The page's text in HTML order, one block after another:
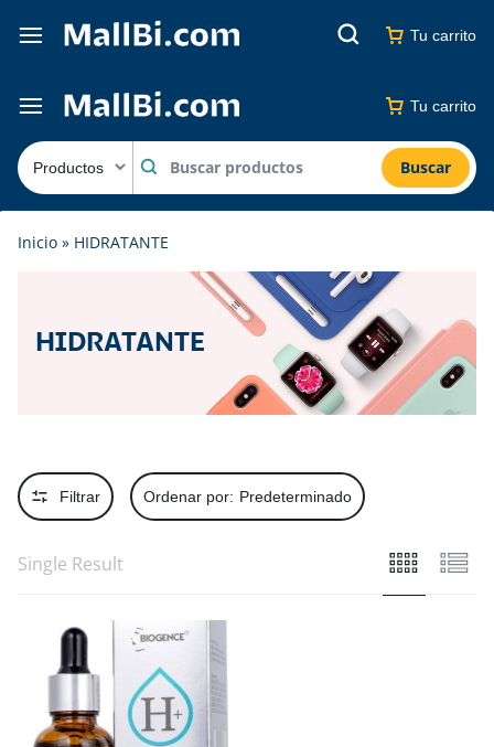
Tu carrito
Buscar
Tu carrito
Inicio » HIDRATANTE
HIDRATANTE
Filtrar Ordenar por: Predeterminado
Single Result